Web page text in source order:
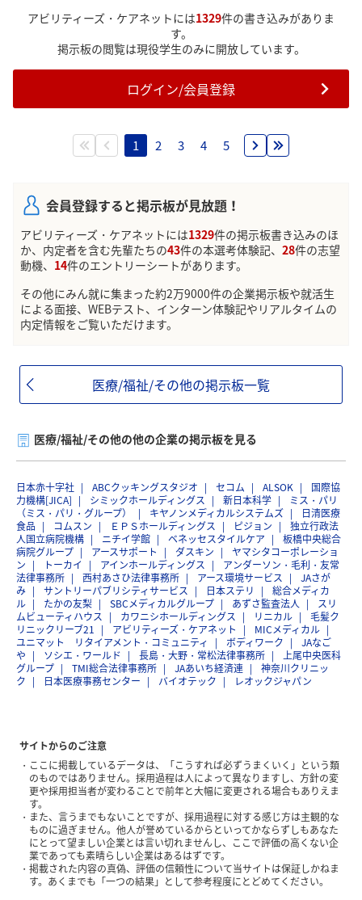
アビリティーズ・ケアネットには1329件の書き込みがありま
す。
掲示板の閲覧は現役学生のみに開放しています。
ログイン/会員登録
1 2 3 4 5
会員登録すると掲示板が見放題！
アビリティーズ・ケアネットには1329件の掲示板書き込みのほ
か、内定者を含む先輩たちの43件の本選考体験記、 28件の志望
動機、 14件のエントリーシートがあります。
その他にみん就に集まった約2万9000件の企業掲示板や就活生
による面接、WEBテスト、インターン体験記やリアルタイムの
内定情報をご覧いただけます。
医療/福祉/その他の掲示板一覧
医療/福祉/その他の他の企業の掲示板を見る
日本赤十字社 ABCクッキングスタジオ セコム ALSOK
国際協
力機構[JICA]
シミックホールディングス 新日本科学
ミス・パリ
（ミス・パリ・グループ）
キヤノンメディカルシステムズ
日清医療
食品
コムスン ＥＰＳホールディングス ピジョン
独立行政法
人国立病院機構
ニチイ学館 ベネッセスタイルケア
板橋中央総合
病院グループ
アースサポート ダスキン
ヤマシタコーポレーショ
ン
トーカイ アインホールディングス
アンダーソン・毛利・友常
法律事務所
西村あさひ法律事務所 アース環境サービス
JAさが
み
サントリーパブリシティサービス 日本ステリ
総合メディカ
ル
たかの友梨 SBCメディカルグループ あずさ監査法人
スリ
ムビューティハウス
カワニシホールディングス リニカル
毛髪ク
リニックリーブ21
アビリティーズ・ケアネット
MICメディカル
ユニマット リタイアメント・コミュニティ
ボディワーク
JAなご
や
ソシエ・ワールド 長島・大野・常松法律事務所
上尾中央医科
グループ
TMI総合法律事務所 JAあいち経済連
神奈川クリニッ
ク
日本医療事務センター バイオテック レオックジャパン
サイトからのご注意
ここに掲載しているデータは、「こうすれば必ずうまくいく」という類
のものではありません。採用過程は人によって異なりますし、方針の変
更や採用担当者が変わることで前年と大幅に変更される場合もありえま
す。
また、言うまでもないことですが、採用過程に対する感じ方は主観的な
ものに過ぎません。他人が誉めているからといってかならずしもあなた
にとって望ましい企業とは言い切れませんし、ここで評価の高くない企
業であっても素晴らしい企業はあるはずです。
掲載された内容の真偽、評価の信頼性について当サイトは保証しかねま
す。あくまでも「一つの結果」として参考程度にとどめてください。